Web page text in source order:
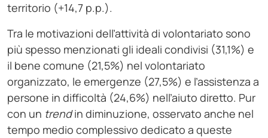
territorio (+14,7 p.p.).
Tra le motivazioni dell’attività di volontariato sono
più spesso menzionati gli ideali condivisi (31,1%) e
il bene comune (21,5%) nel volontariato
organizzato, le emergenze (27,5%) e l’assistenza a
persone in difficoltà (24,6%) nell’aiuto diretto. Pur
con un trendin diminuzione, osservato anche nel
tempo medio complessivo dedicato a queste